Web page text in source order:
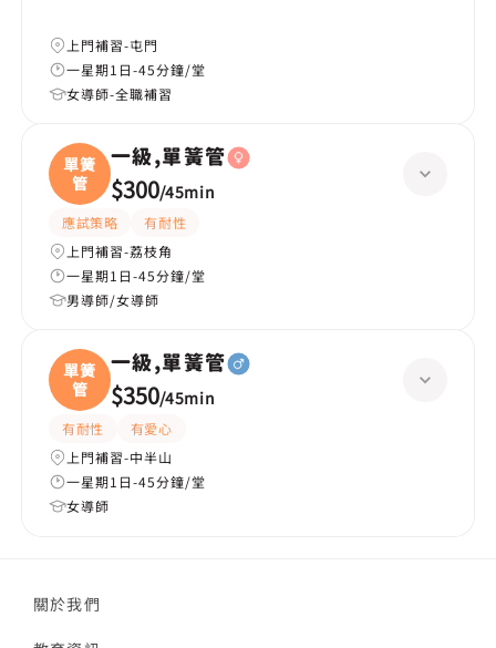
上門補習-屯門
一星期1日-45分鐘/堂
女導師-全職補習
單簧
管
一級,單簧管
$300/45min
應試策略
有耐性
上門補習-荔枝角
一星期1日-45分鐘/堂
男導師/女導師
單簧
管
一級,單簧管
$350/45min
有耐性
有愛心
上門補習-中半山
一星期1日-45分鐘/堂
女導師
關於我們